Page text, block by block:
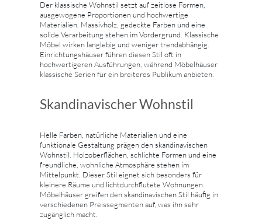
Der klassische Wohnstil setzt auf zeitlose Formen,
ausgewogene Proportionen und hochwertige
Materialien. Massivholz, gedeckte Farben und eine
solide Verarbeitung stehen im Vordergrund. Klassische
Möbel wirken langlebig und weniger trendabhängig.
Einrichtungshäuser führen diesen Stil oft in
hochwertigeren Ausführungen, während Möbelhäuser
klassische Serien für ein breiteres Publikum anbieten.
Skandinavischer Wohnstil
Helle Farben, natürliche Materialien und eine
funktionale Gestaltung prägen den skandinavischen
Wohnstil. Holzoberflächen, schlichte Formen und eine
freundliche, wohnliche Atmosphäre stehen im
Mittelpunkt. Dieser Stil eignet sich besonders für
kleinere Räume und lichtdurchflutete Wohnungen.
Möbelhäuser greifen den skandinavischen Stil häufig in
verschiedenen Preissegmenten auf, was ihn sehr
zugänglich macht.